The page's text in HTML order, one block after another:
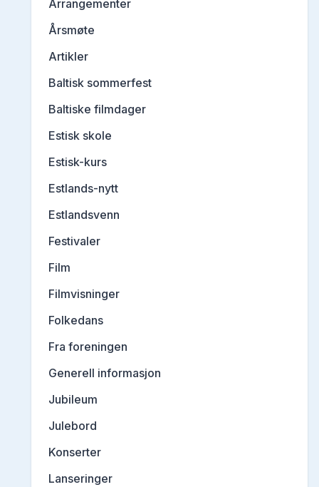
Arrangementer
Årsmøte
Artikler
Baltisk sommerfest
Baltiske filmdager
Estisk skole
Estisk-kurs
Estlands-nytt
Estlandsvenn
Festivaler
Film
Filmvisninger
Folkedans
Fra foreningen
Generell informasjon
Jubileum
Julebord
Konserter
Lanseringer